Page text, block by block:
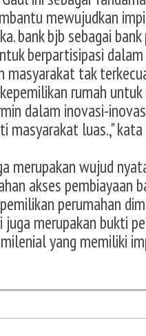
mewujudkan
bank bjb sebagai
berpartisipasi
masyarakat tak
rumah
dalam inovasi-
masyarakat luas.,"
merupakan wujud
akses pembiayaan
perumahan
merupakan bukti
yang memiliki